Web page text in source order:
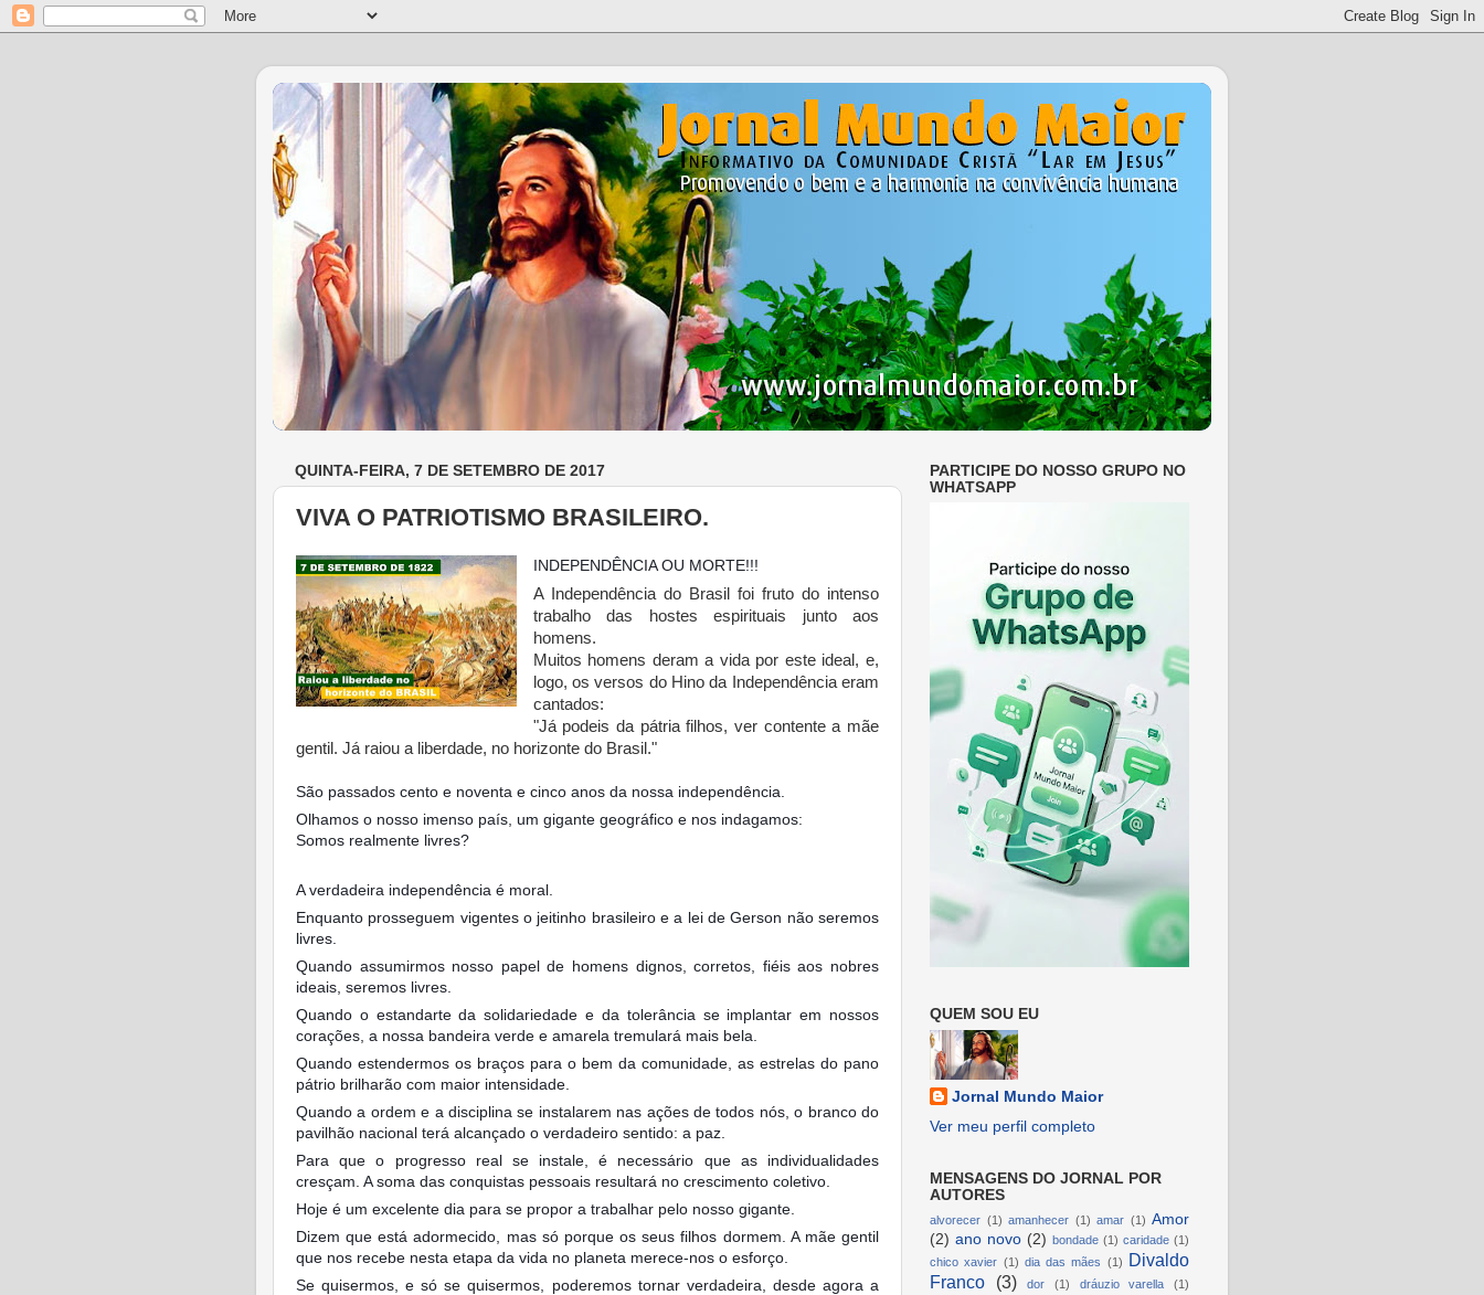
QUINTA-FEIRA, 7 DE SETEMBRO DE 2017
VIVA O PATRIOTISMO BRASILEIRO.
INDEPENDÊNCIA OU MORTE!!!
A Independência do Brasil foi fruto do intenso
trabalho das hostes espirituais junto aos
homens.
Muitos homens deram a vida por este ideal, e,
logo, os versos do Hino da Independência eram
cantados:
"Já podeis da pátria filhos, ver contente a mãe
gentil. Já raiou a liberdade, no horizonte do Brasil."
São passados cento e noventa e cinco anos da nossa independência.
Olhamos o nosso imenso país, um gigante geográfico e nos indagamos:
Somos realmente livres?
A verdadeira independência é moral.
Enquanto prosseguem vigentes o jeitinho brasileiro e a lei de Gerson não seremos
livres.
Quando assumirmos nosso papel de homens dignos, corretos, fiéis aos nobres
ideais, seremos livres.
Quando o estandarte da solidariedade e da tolerância se implantar em nossos
corações, a nossa bandeira verde e amarela tremulará mais bela.
Quando estendermos os braços para o bem da comunidade, as estrelas do pano
pátrio brilharão com maior intensidade.
Quando a ordem e a disciplina se instalarem nas ações de todos nós, o branco do
pavilhão nacional terá alcançado o verdadeiro sentido: a paz.
Para que o progresso real se instale, é necessário que as individualidades
cresçam. A soma das conquistas pessoais resultará no crescimento coletivo.
Hoje é um excelente dia para se propor a trabalhar pelo nosso gigante.
Dizem que está adormecido, mas só porque os seus filhos dormem. A mãe gentil
que nos recebe nesta etapa da vida no planeta merece-nos o esforço.
Se quisermos, e só se quisermos, poderemos tornar verdadeira, desde agora a
PARTICIPE DO NOSSO GRUPO NO
WHATSAPP
QUEM SOU EU
Jornal Mundo Maior
Ver meu perfil completo
MENSAGENS DO JORNAL POR
AUTORES
alvorecer (1) amanhecer (1) amar (1) Amor
(2) ano novo (2) bondade (1) caridade (1)
chico xavier (1) dia das mães (1) Divaldo
Franco
(3) dor (1) dráuzio varella
(1)